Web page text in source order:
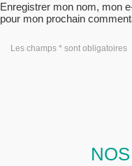
Enregistrer mon nom, mon
pour mon prochain
Les champs * sont obligatoires